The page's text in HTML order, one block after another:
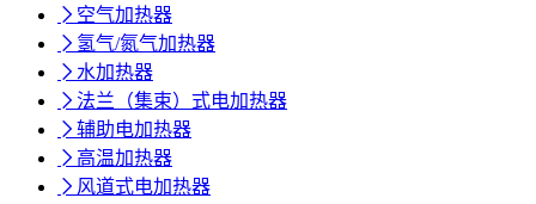
 空气加热器
 氢气/氮气加热器
 水加热器
 法兰（集束）式电加热器
 辅助电加热器
 高温加热器
 风道式电加热器